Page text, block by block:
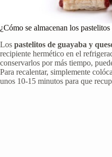
¿Cómo se almacenan los
Los pastelitos de guayaba y
recipiente hermético en el
conservarlos por más tiempo,
Para recalentar, simplemente
unos 10-15 minutos para que